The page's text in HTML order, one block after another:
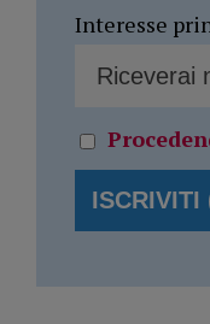
Interesse